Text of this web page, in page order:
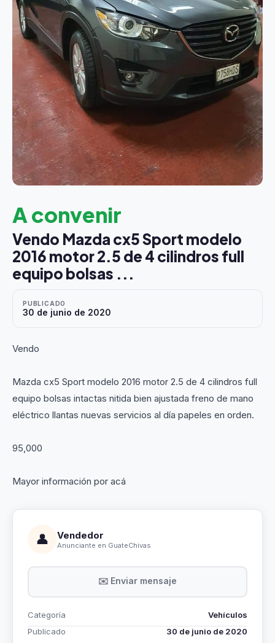
A convenir
Vendo Mazda cx5 Sport modelo
2016 motor 2.5 de 4 cilindros full
equipo bolsas ...
PUBLICADO
30 de junio de 2020
Vendo
Mazda cx5 Sport modelo 2016 motor 2.5 de 4 cilindros full
equipo bolsas intactas nitida bien ajustada freno de mano
eléctrico llantas nuevas servicios al día papeles en orden.
95,000
Mayor información por acá
👤 Vendedor
Anunciante en GuateChivas
✉️ Enviar mensaje
Categoría
Vehículos
Publicado
30 de junio de 2020